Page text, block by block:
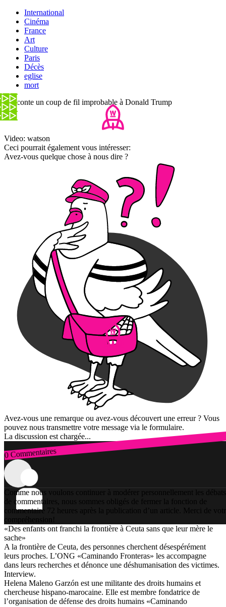
International
Cinéma
France
Art
Culture
Paris
Décès
eglise
mort
Il raconte un coup de fil improbable à Donald Trump
Video: watson
Ceci pourrait également vous intéresser:
Avez-vous quelque chose à nous dire ?
Avez-vous une remarque ou avez-vous découvert une erreur ? Vous
pouvez nous transmettre votre message via le formulaire.
La discussion est chargée...
0 Commentaires
Connexion
Comme nous voulons continuer à modérer personnellement les débats
de commentaires, nous sommes obligés de fermer la fonction de
commentaire 72 heures après la publication d’un article. Merci de
compréhension!
«Des enfants ont franchi la frontière à Ceuta sans que leur mère le
sache»
A la frontière de Ceuta, des personnes cherchent désespérément
leurs proches. L’ONG «Caminando Fronteras» les accompagne
dans leurs recherches et dénonce une déshumanisation des victimes.
Interview.
Helena Maleno Garzón est une militante des droits humains et
chercheuse hispano-marocaine. Elle est membre fondatrice de
l’organisation de défense des droits humains «Caminando